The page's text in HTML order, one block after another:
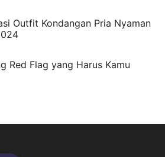
Outfit Kondangan Pria Nyaman
Red Flag yang Harus Kamu